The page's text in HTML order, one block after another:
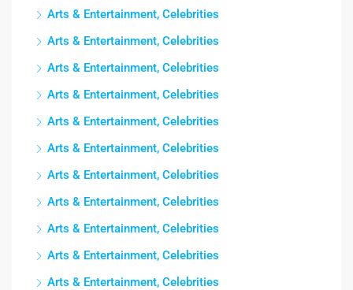
Arts & Entertainment, Celebrities
Arts & Entertainment, Celebrities
Arts & Entertainment, Celebrities
Arts & Entertainment, Celebrities
Arts & Entertainment, Celebrities
Arts & Entertainment, Celebrities
Arts & Entertainment, Celebrities
Arts & Entertainment, Celebrities
Arts & Entertainment, Celebrities
Arts & Entertainment, Celebrities
Arts & Entertainment, Celebrities